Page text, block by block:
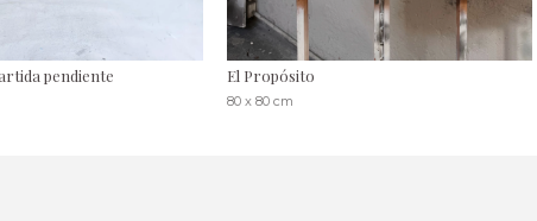
pendiente El Propósito
80 x 80 cm